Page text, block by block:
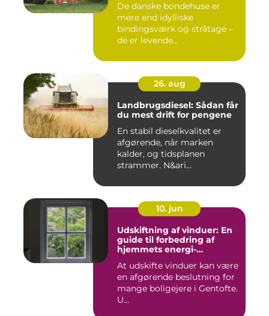
De danske bondehuse er
mere end idylliske
bindingsværk og stråtage –
de er levende...
26. aug
Landbrugsdiesel: Sådan får
du mest drift for pengene
En stabil dieselkvalitet er
afgørende, når marken
kalder, og tidsplanen
strammer. N&ari...
10. jun
Udskiftning af vinduer: En
guide til forbedring af
hjemmets energi-
At udskifte vinduer kan være
en afgørende beslutning for
mange boligejere i Gentofte.
U...